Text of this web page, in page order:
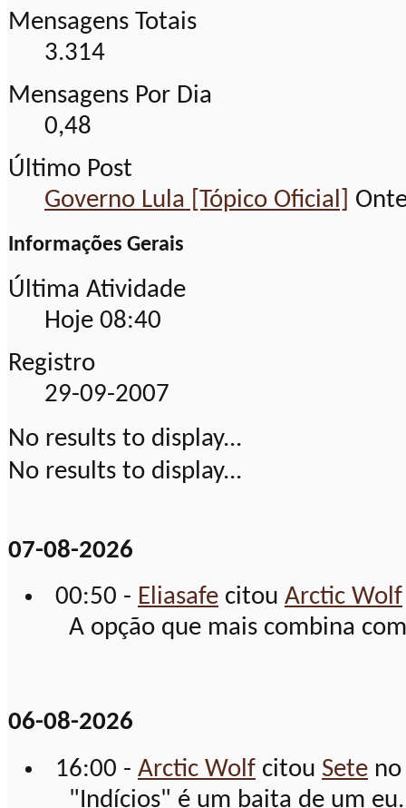
Mensagens Totais
3.314
Mensagens Por Dia
0,48
Último Post
Governo Lula [Tópico Oficial]
Informações Gerais
Última Atividade
Hoje 08:40
Registro
29-09-2007
No results to display...
No results to display...
07-08-2026
00:50 - Eliasafe citou Arctic Wolf
A opção que mais combina
06-08-2026
16:00 - Arctic Wolf citou Sete
"Indícios" é um baita de um